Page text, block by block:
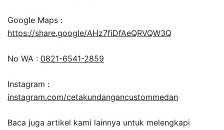
Google Maps :
https://share.google/AHz7fiDfAeQRVQW3Q
No WA : 0821-6541-2859
Instagram :
instagram.com/cetakundangancustommedan
Baca juga artikel kami lainnya untuk melengkapi